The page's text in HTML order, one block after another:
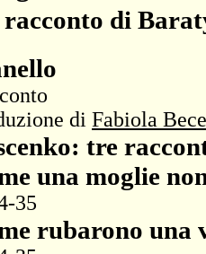
racconto di
di Fabiola
tre
una moglie
35
rubarono una